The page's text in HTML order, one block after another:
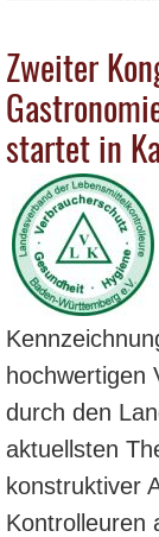
Zweiter
startet in
hochwertigen
durch den
aktuellsten
konstruktiver
Kontrolleuren